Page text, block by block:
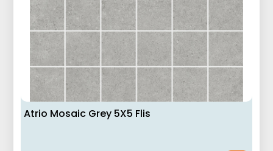
Atrio Mosaic Grey 5X5 Flis